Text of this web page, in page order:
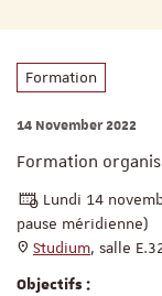
Formation
14 November 2022
Formation
Lundi 14
pause méridienne)
Studium, salle
Objectifs :